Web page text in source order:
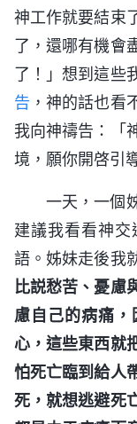
神工作就要結束
了，還哪有機會
了！」想到這些
告 ，神的話也看
我向神禱告：「
境，願你開啓引
一天，一個
建議我看看神
語。姊妹走後我
比説愁苦、憂慮
慮自己的病痛
心，這些東西就
怕死亡臨到給人
死，就想逃避死